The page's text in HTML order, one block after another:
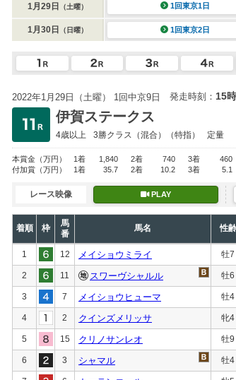
1月29日 （土曜） 1回東京1日
1月30日 （日曜） 1回東京2日
2022年1月29日（土曜） 1回中京9日 発走時刻： 15
伊賀ステークス
4歳以上 3勝クラス （混合）（特指） 定量
本賞金 （万円） 1着 1,840 2着 740 3着 460
付加賞 （万円） 1着 35.7 2着 10.2 3着 5.1
レース映像 PLAY
着順 枠
馬
番
馬名 性齢
1 12 メイショウミライ 牡7
2 11 スワーヴシャルル 牡6
3 7 メイショウヒューマ 牡4
4 2 クインズメリッサ 牝4
5 15 クリノサンレオ 牡9
6 3 シャマル 牡4